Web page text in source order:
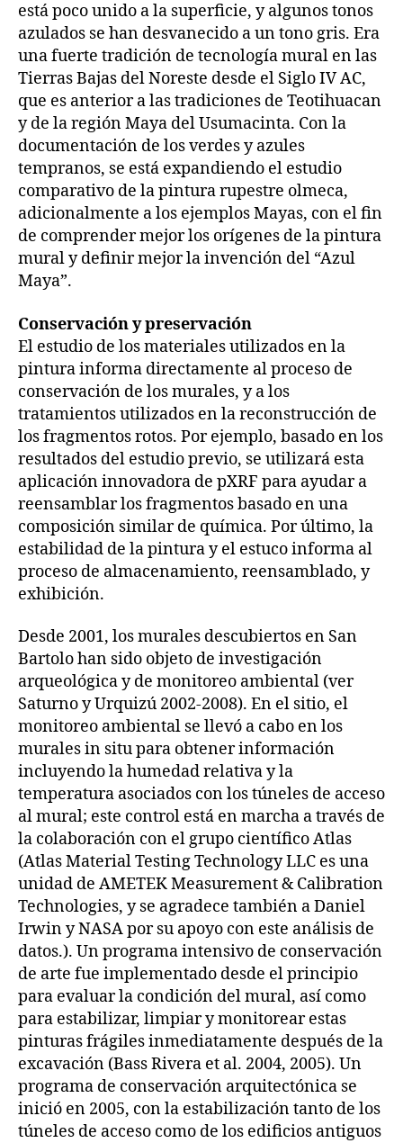
está poco unido a la superficie, y algunos tonos
azulados se han desvanecido a un tono gris. Era
una fuerte tradición de tecnología mural en las
Tierras Bajas del Noreste desde el Siglo IV AC,
que es anterior a las tradiciones de Teotihuacan
y de la región Maya del Usumacinta. Con la
documentación de los verdes y azules
tempranos, se está expandiendo el estudio
comparativo de la pintura rupestre olmeca,
adicionalmente a los ejemplos Mayas, con el fin
de comprender mejor los orígenes de la pintura
mural y definir mejor la invención del “Azul
Maya”.
Conservación y preservación
El estudio de los materiales utilizados en la
pintura informa directamente al proceso de
conservación de los murales, y a los
tratamientos utilizados en la reconstrucción de
los fragmentos rotos. Por ejemplo, basado en los
resultados del estudio previo, se utilizará esta
aplicación innovadora de pXRF para ayudar a
reensamblar los fragmentos basado en una
composición similar de química. Por último, la
estabilidad de la pintura y el estuco informa al
proceso de almacenamiento, reensamblado, y
exhibición.
Desde 2001, los murales descubiertos en San
Bartolo han sido objeto de investigación
arqueológica y de monitoreo ambiental (ver
Saturno y Urquizú 2002-2008). En el sitio, el
monitoreo ambiental se llevó a cabo en los
murales in situ para obtener información
incluyendo la humedad relativa y la
temperatura asociados con los túneles de acceso
al mural; este control está en marcha a través de
la colaboración con el grupo científico Atlas
(Atlas Material Testing Technology LLC es una
unidad de AMETEK Measurement & Calibration
Technologies, y se agradece también a Daniel
Irwin y NASA por su apoyo con este análisis de
datos.). Un programa intensivo de conservación
de arte fue implementado desde el principio
para evaluar la condición del mural, así como
para estabilizar, limpiar y monitorear estas
pinturas frágiles inmediatamente después de la
excavación (Bass Rivera et al. 2004, 2005). Un
programa de conservación arquitectónica se
inició en 2005, con la estabilización tanto de los
túneles de acceso como de los edificios antiguos